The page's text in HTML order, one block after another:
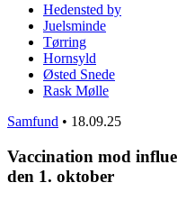
Hedensted by
Juelsminde
Tørring
Hornsyld
Østed Snede
Rask Mølle
Samfund • 18.09.25
Vaccination mod
den 1. oktober